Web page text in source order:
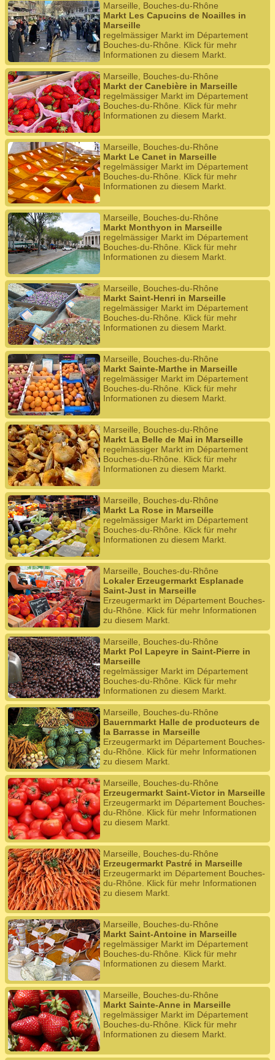
Marseille, Bouches-du-Rhône
Markt Les Capucins de Noailles in
Marseille
regelmässiger Markt im Département
Bouches-du-Rhône. Klick für mehr
Informationen zu diesem Markt.
Marseille, Bouches-du-Rhône
Markt der Canebière in Marseille
regelmässiger Markt im Département
Bouches-du-Rhône. Klick für mehr
Informationen zu diesem Markt.
Marseille, Bouches-du-Rhône
Markt Le Canet in Marseille
regelmässiger Markt im Département
Bouches-du-Rhône. Klick für mehr
Informationen zu diesem Markt.
Marseille, Bouches-du-Rhône
Markt Monthyon in Marseille
regelmässiger Markt im Département
Bouches-du-Rhône. Klick für mehr
Informationen zu diesem Markt.
Marseille, Bouches-du-Rhône
Markt Saint-Henri in Marseille
regelmässiger Markt im Département
Bouches-du-Rhône. Klick für mehr
Informationen zu diesem Markt.
Marseille, Bouches-du-Rhône
Markt Sainte-Marthe in Marseille
regelmässiger Markt im Département
Bouches-du-Rhône. Klick für mehr
Informationen zu diesem Markt.
Marseille, Bouches-du-Rhône
Markt La Belle de Mai in Marseille
regelmässiger Markt im Département
Bouches-du-Rhône. Klick für mehr
Informationen zu diesem Markt.
Marseille, Bouches-du-Rhône
Markt La Rose in Marseille
regelmässiger Markt im Département
Bouches-du-Rhône. Klick für mehr
Informationen zu diesem Markt.
Marseille, Bouches-du-Rhône
Lokaler Erzeugermarkt Esplanade
Saint-Just in Marseille
Erzeugermarkt im Département Bouches-
du-Rhône. Klick für mehr Informationen
zu diesem Markt.
Marseille, Bouches-du-Rhône
Markt Pol Lapeyre in Saint-Pierre in
Marseille
regelmässiger Markt im Département
Bouches-du-Rhône. Klick für mehr
Informationen zu diesem Markt.
Marseille, Bouches-du-Rhône
Bauernmarkt Halle de producteurs de
la Barrasse in Marseille
Erzeugermarkt im Département Bouches-
du-Rhône. Klick für mehr Informationen
zu diesem Markt.
Marseille, Bouches-du-Rhône
Erzeugermarkt Saint-Victor in Marseille
Erzeugermarkt im Département Bouches-
du-Rhône. Klick für mehr Informationen
zu diesem Markt.
Marseille, Bouches-du-Rhône
Erzeugermarkt Pastré in Marseille
Erzeugermarkt im Département Bouches-
du-Rhône. Klick für mehr Informationen
zu diesem Markt.
Marseille, Bouches-du-Rhône
Markt Saint-Antoine in Marseille
regelmässiger Markt im Département
Bouches-du-Rhône. Klick für mehr
Informationen zu diesem Markt.
Marseille, Bouches-du-Rhône
Markt Sainte-Anne in Marseille
regelmässiger Markt im Département
Bouches-du-Rhône. Klick für mehr
Informationen zu diesem Markt.